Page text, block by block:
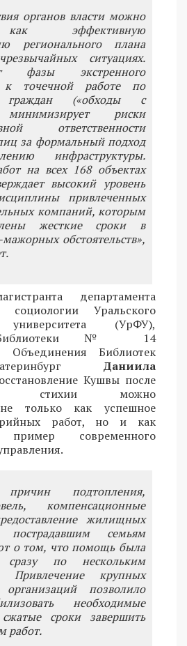
органов власти можно
эффективную
регионального плана
ситуациях.
фазы экстренного
к точечной работе по
граждан («обходы с
риски
ответственности
за формальный подход
инфраструктуры.
на всех 168 объектах
высокий уровень
привлеченных
компаний, которым
жесткие сроки в
обстоятельств»,
департамента
Уральского
университета (УрФУ),
Библиотеки № 14
Объединения Библиотек
Даниила
Кушвы после
стихии можно
не только как успешное
работ, но и как
пример современного
причин подтопления,
компенсационные
жилищных
пострадавшим семьям
о том, что помощь была
сразу по нескольким
Привлечение крупных
организаций позволило
необходимые
сроки завершить
работ.